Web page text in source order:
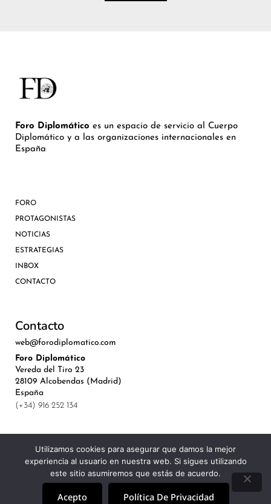
Foro Diplomático es un espacio de servicio al Cuerpo
Diplomático y a las organizaciones internacionales en
España
FORO
PROTAGONISTAS
NOTICIAS
ESTRATEGIAS
INBOX
CONTACTO
Contacto
web@forodiplomatico.com
Foro Diplomático
Vereda del Tiro 23
28109 Alcobendas (Madrid)
España
(+34) 916 252 134
©Royal Lis Spain 2024
Aviso Legal, Política de Privacidad y Cookies
Utilizamos cookies para asegurar que damos la mejor
experiencia al usuario en nuestra web. Si sigues utilizando
este sitio asumiremos que estás de acuerdo.
Acepto Política De Privacidad